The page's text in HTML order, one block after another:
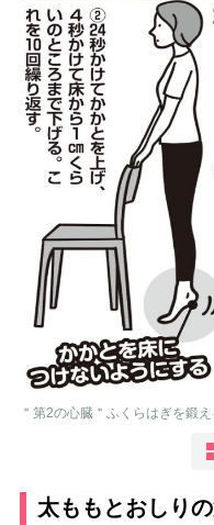
＂第2の心臓＂ふくらはぎを鍛
太ももとおしり